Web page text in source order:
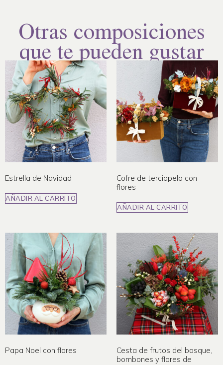
Otras composiciones
que te pueden gustar
Estrella de Navidad
AÑADIR AL CARRITO
Cofre de terciopelo con
flores
AÑADIR AL CARRITO
Papa Noel con flores
Cesta de frutos del bosque,
bombones y flores de